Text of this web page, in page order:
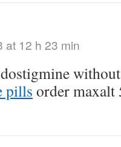
at 12 h 23 min
pills order